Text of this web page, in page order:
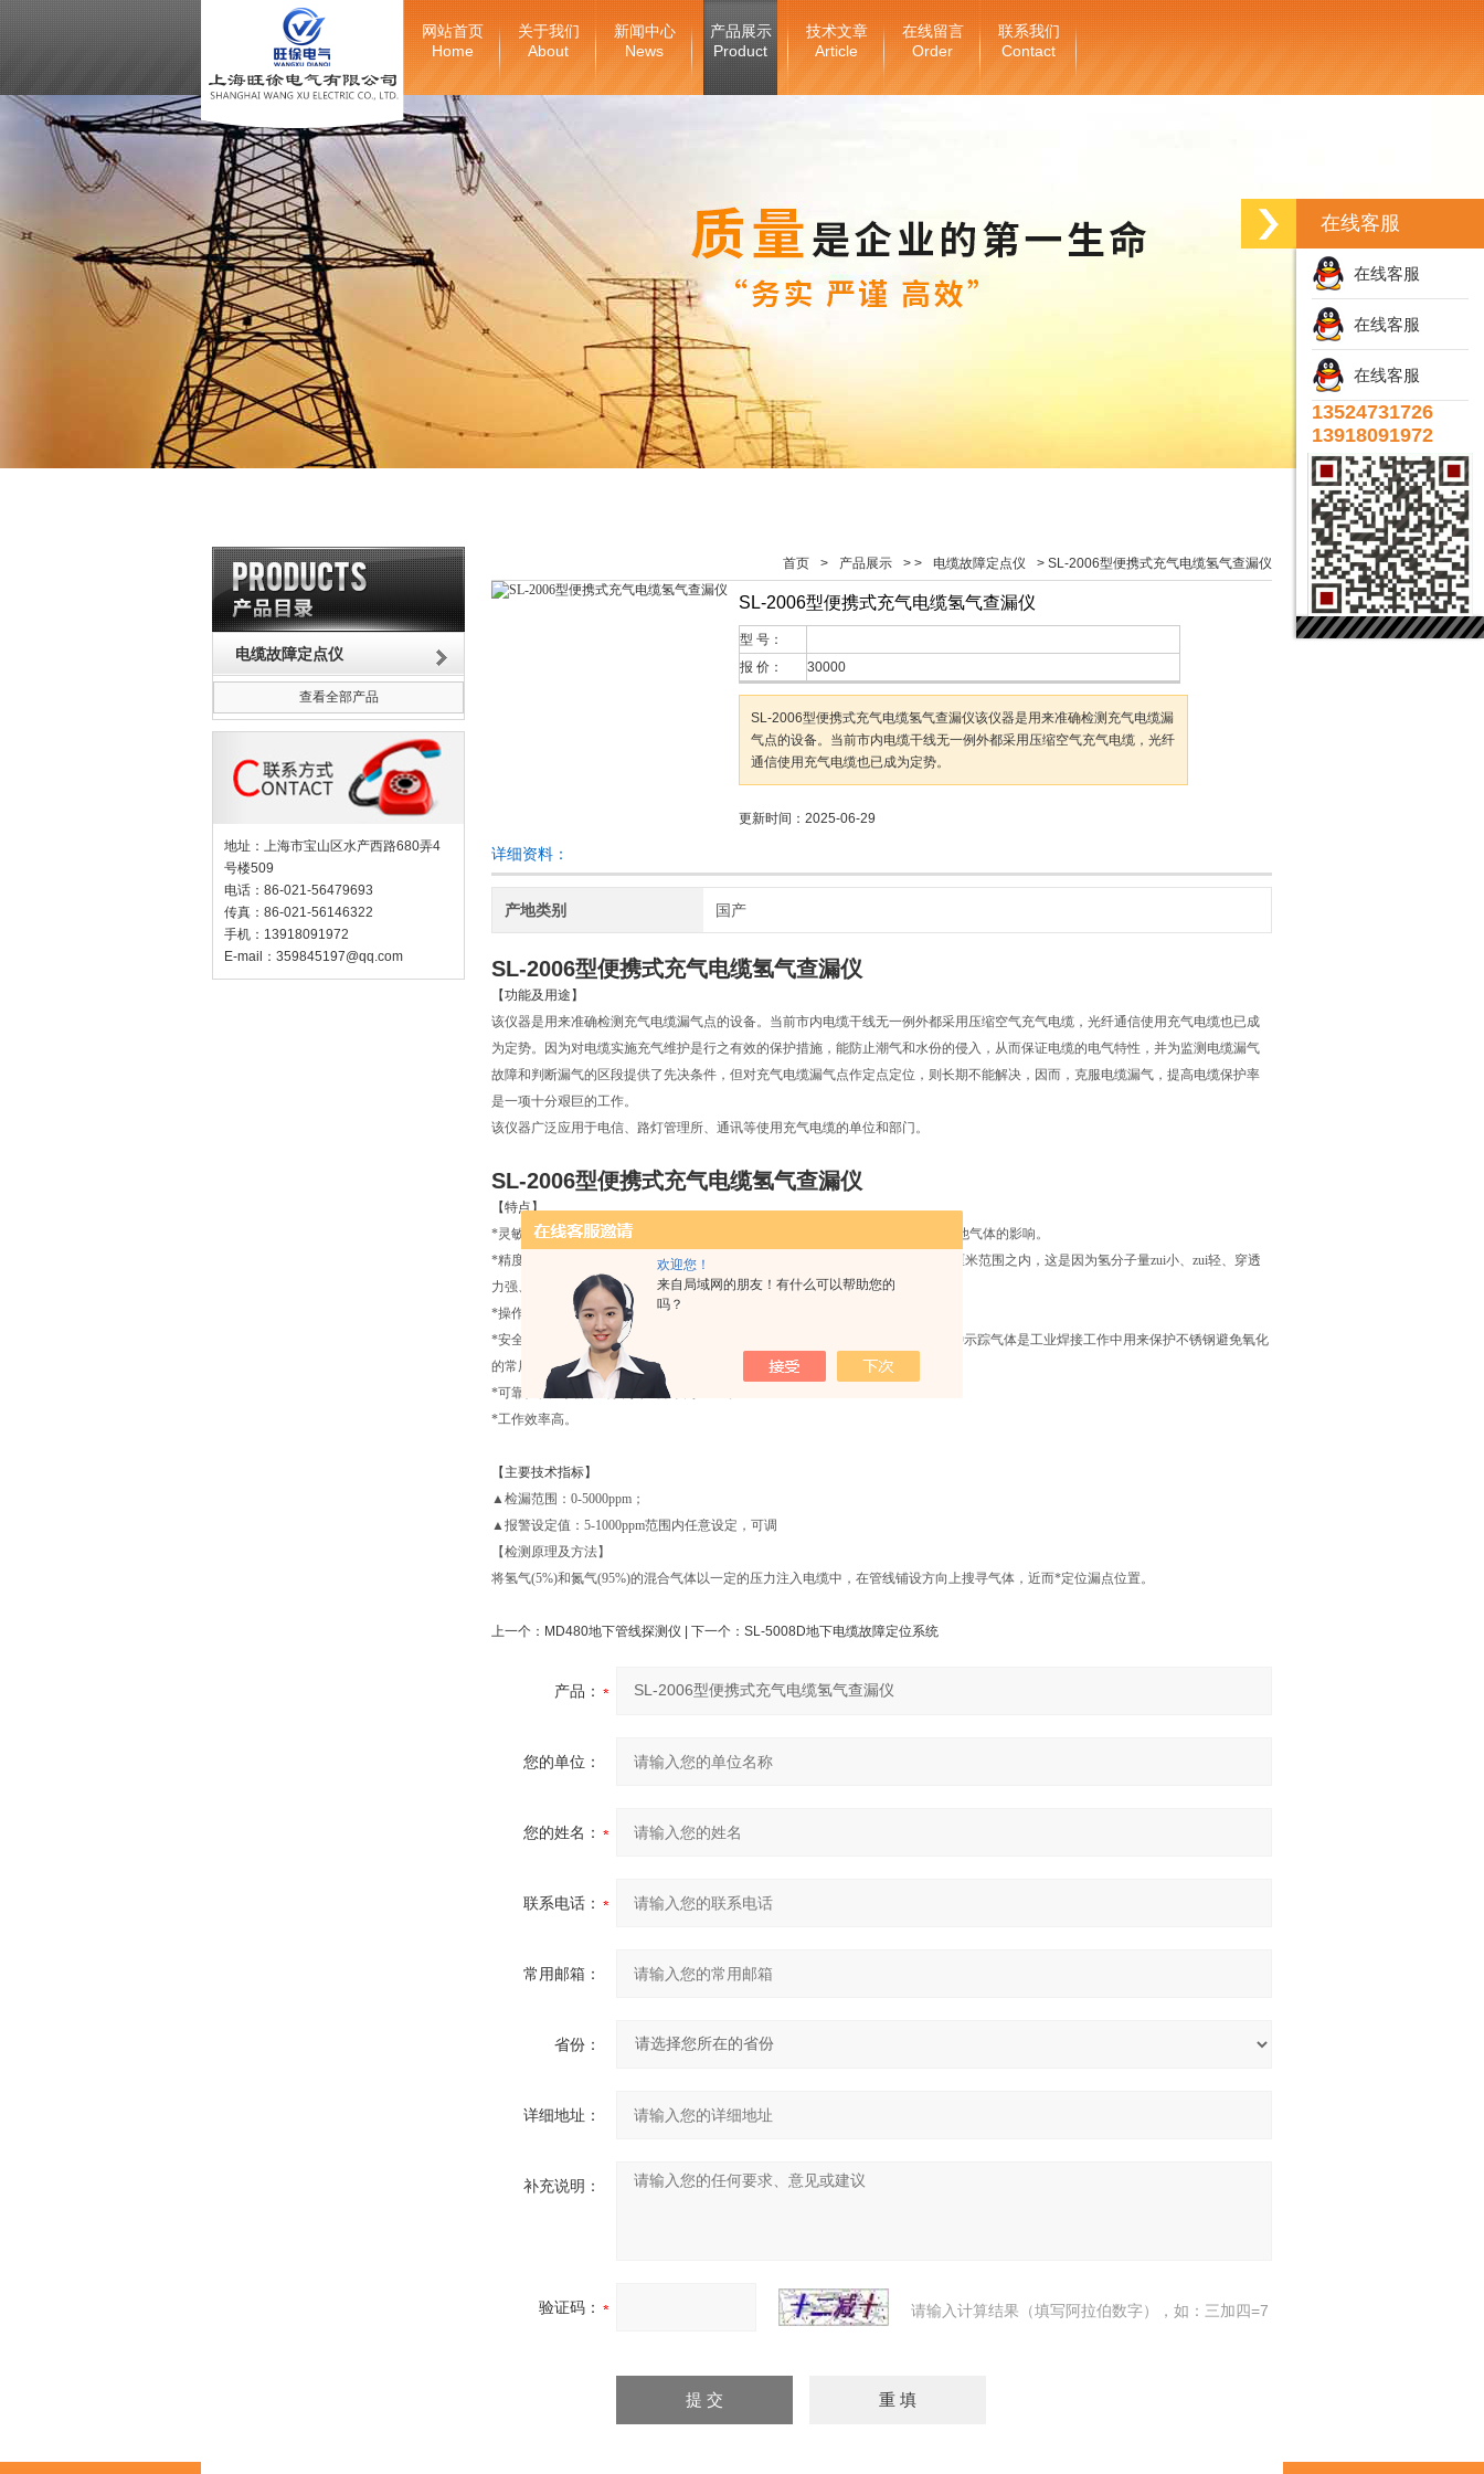
欢迎您！
来自局域网的朋友！有什么可以帮助您的
吗？
网站首页
Home
关于我们
About
新闻中心
News
产品展示
Product
技术文章
Article
在线留言
Order
联系我们
Contact
电缆故障定点仪
查看全部产品
地址：上海市宝山区水产西路680弄4
号楼509
电话：86-021-56479693
传真：86-021-56146322
手机：13918091972
E-mail： 359845197@qq.com
首页 > 产品展示 > > 电缆故障定点仪 > SL-2006型便携式充气电缆氢气查漏仪
SL-2006型便携式充气电缆氢气查漏仪
型 号：
报 价：
30000
SL-2006型便携式充气电缆氢气查漏仪该仪器是用来准确检测充气电缆漏
气点的设备。当前市内电缆干线无一例外都采用压缩空气充气电缆，光纤
通信使用充气电缆也已成为定势。
更新时间：2025-06-29
详细资料：
产地类别 国产
SL-2006型便携式充气电缆氢气查漏仪
【功能及用途】
该仪器是用来准确检测充气电缆漏气点的设备。当前市内电缆干线无一例外都采用压缩空气充气电缆，光纤通信使用充气电缆也已成
为定势。因为对电缆实施充气维护是行之有效的保护措施，能防止潮气和水份的侵入，从而保证电缆的电气特性，并为监测电缆漏气
故障和判断漏气的区段提供了先决条件，但对充气电缆漏气点作定点定位，则长期不能解决，因而，克服电缆漏气，提高电缆保护率
是一项十分艰巨的工作。
该仪器广泛应用于电信、路灯管理所、通讯等使用充气电缆的单位和部门。
SL-2006型便携式充气电缆氢气查漏仪
【特点】
*灵敏度高：0.0001%氢气含量就能检查出来，而且不受氟里昂、甲烷及大多数其他气体的影响。
*精度高；典型漏点定位精度在实际漏点0.3米半径范围之内，实际应用常常在数厘米范围之内，这是因为氢分子量zui小、zui轻、穿透
力强、粘滞性小、扩散性小的缘故。
*操作简便：只需5分钟便能掌握系统的操作。
*安全性好；5%氢气和95%氮气的示踪气体无毒、无味、无腐蚀性、不可燃。这种示踪气体是工业焊接工作中用来保护不锈钢避免氧化
的常用气体，因此非常容易获得。
*可靠性强：实践证明，其查漏率为100%。
*工作效率高。
【主要技术指标】
▲检漏范围：0-5000ppm；
▲报警设定值：5-1000ppm范围内任意设定，可调
【检测原理及方法】
将氢气(5%)和氮气(95%)的混合气体以一定的压力注入电缆中，在管线铺设方向上搜寻气体，近而*定位漏点位置。
上一个： MD480地下管线探测仪 | 下一个： SL-5008D地下电缆故障定位系统
产品：
您的单位：
您的姓名：
联系电话：
常用邮箱：
省份：
详细地址：
补充说明：
验证码： 请输入计算结果（填写阿拉伯数字），如：三加四=7
在线客服
在线客服
在线客服
在线客服
13524731726
13918091972